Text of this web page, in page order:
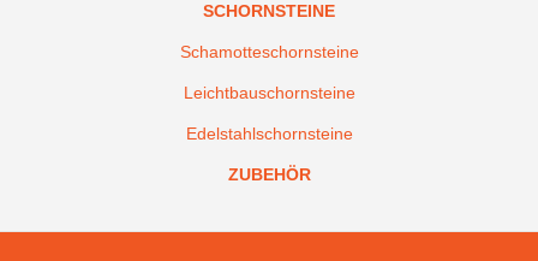
SCHORNSTEINE
Schamotteschornsteine
Leichtbauschornsteine
Edelstahlschornsteine
ZUBEHÖR